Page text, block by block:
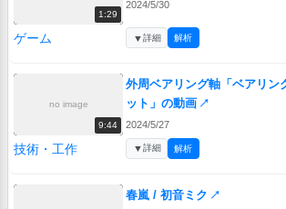
1:29
2024/5/30
ゲーム ▼詳細 解析
no image
9:44
外周ベアリング軸「ベアリン
ット」の動画 ↗
2024/5/27
技術・工作 ▼詳細 解析
春嵐 / 初音ミク ↗